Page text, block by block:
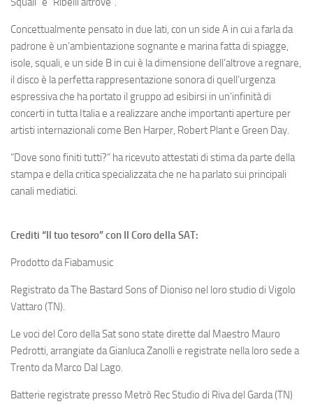
Concettualmente pensato in due lati, con un side A in cui a farla da
padrone è un’ambientazione sognante e marina fatta di spiagge,
isole, squali, e un side B in cui è la dimensione dell’altrove a regnare,
il disco è la perfetta rappresentazione sonora di quell’urgenza
espressiva che ha portato il gruppo ad esibirsi in un’infinità di
concerti in tutta Italia e a realizzare anche importanti aperture per
artisti internazionali come Ben Harper, Robert Plant e Green Day.
“Dove sono finiti tutti?” ha ricevuto attestati di stima da parte della
stampa e della critica specializzata che ne ha parlato sui principali
canali mediatici.
Crediti “Il tuo tesoro” con Il Coro della SAT:
Prodotto da Fiabamusic
Registrato da The Bastard Sons of Dioniso nel loro studio di Vigolo
Vattaro (TN).
Le voci del Coro della Sat sono state dirette dal Maestro Mauro
Pedrotti, arrangiate da Gianluca Zanolli e registrate nella loro sede a
Trento da Marco Dal Lago.
Batterie registrate presso Metrò Rec Studio di Riva del Garda (TN)